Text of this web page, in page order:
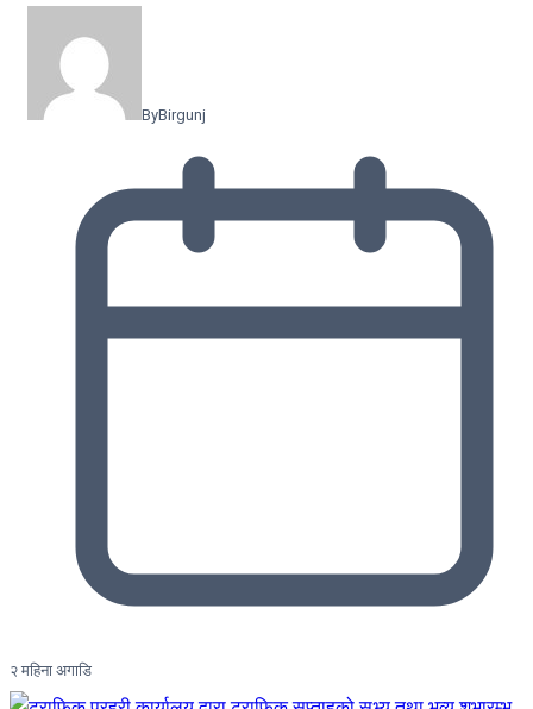
ByBirgunj
२ महिना अगाडि